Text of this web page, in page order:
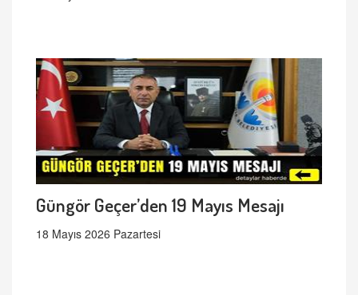
Güngör Geçer’den 19 Mayıs Mesajı
18 Mayıs 2026 Pazartesi